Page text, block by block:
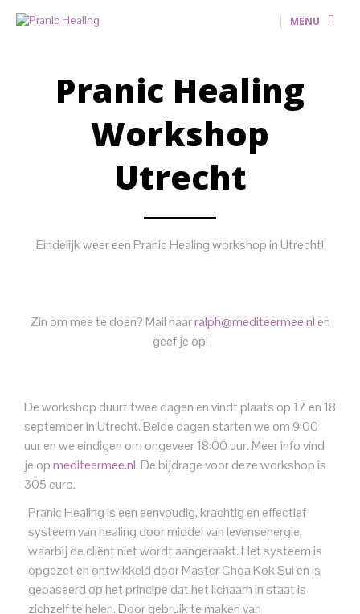
MENU
Pranic Healing
Workshop
Utrecht
Eindelijk weer een Pranic Healing workshop in Utrecht!
Zin om mee te doen? Mail naarralph@mediteermee.nl en
geef je op!
De workshop duurt twee dagen en vindt plaats op 17 en 18
september in Utrecht. Beide dagen starten we om 9:00
uur en we eindigen om ongeveer 18:00 uur. Meer info vind
je opmediteermee.nl. De bijdrage voor deze workshop is
305 euro.
Pranic Healing is een eenvoudig, krachtig en effectief
systeem van healing door middel van levensenergie,
waarbij de cliënt niet wordt aangeraakt. Het systeem is
opgezet en ontwikkeld door Master Choa Kok Sui en is
gebaseerd op het principe dat het lichaam in staat is
zichzelf te helen. Door gebruik te maken van